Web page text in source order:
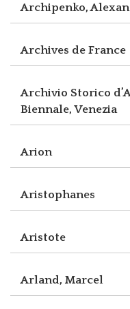
Archipenko,
Archives de France
Archivio Storico
Biennale, Venezia
Arion
Aristophanes
Aristote
Arland, Marcel